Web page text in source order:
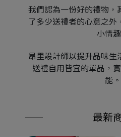
我們認為一份好的禮物，
了多少送禮者的心意之外
小情趣
昂里設計師以提升品味生
送禮自用皆宜的單品，
能。
最新